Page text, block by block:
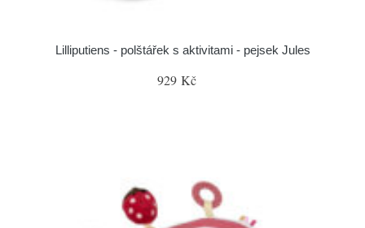
Lilliputiens - polštářek s aktivitami - pejsek Jules
929 Kč